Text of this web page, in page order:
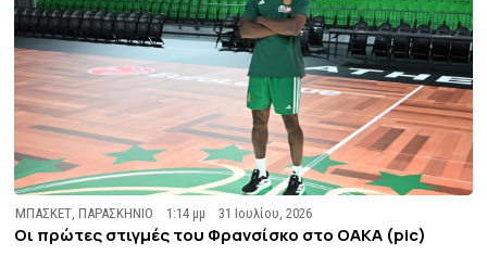
ΜΠΑΣΚΕΤ,ΠΑΡΑΣΚΗΝΙΟ 1:14 μμ 31 Ιουλίου, 2026
Οι πρώτες στιγμές του Φρανσίσκο στο ΟΑΚΑ (pic)